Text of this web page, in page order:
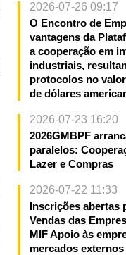
2026-07-26 09:17
O Encontro de
vantagens da
a cooperação em
industriais,
protocolos no
de dólares
2026-07-23 16:20
2026GMBPF
paralelos:
Lazer e Compras
2026-07-22 11:33
Inscrições abertas
Vendas das
MIF Apoio às
mercados